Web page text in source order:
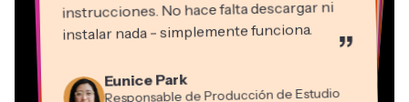
instrucciones. No hace falta descargar ni
instalar nada - simplemente funciona. ”
Eunice Park
Responsable de Producción de Estudio
Panos Papagapiou
Natasha Ball
Consultor